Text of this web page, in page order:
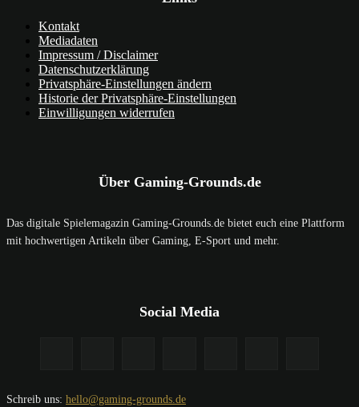
Kontakt
Mediadaten
Impressum / Disclaimer
Datenschutzerklärung
Privatsphäre-Einstellungen ändern
Historie der Privatsphäre-Einstellungen
Einwilligungen widerrufen
Über Gaming-Grounds.de
Das digitale Spielemagazin Gaming-Grounds.de bietet euch eine Plattform
mit hochwertigen Artikeln über Gaming, E-Sport und mehr.
Social Media
Schreib uns: hello@gaming-grounds.de